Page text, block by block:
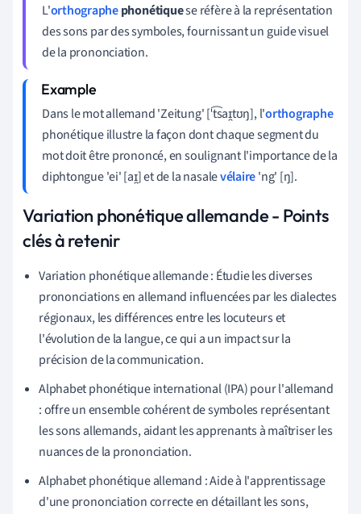
L'orthographephonétiquese réfère à la représentation
des sons par des symboles, fournissant un guide visuel
de la prononciation.
Dans le mot allemand 'Zeitung' [ˈt͡saɪ̯tʊŋ], l'orthographe
phonétique illustre la façon dont chaque segment du
mot doit être prononcé, en soulignant l'importance de la
diphtongue 'ei' [aɪ̯] et de la nasalevélaire'ng' [ŋ].
Variation phonétique allemande - Points
clés à retenir
Variation phonétique allemande : Étudie les diverses
prononciations en allemand influencées par les dialectes
régionaux, les différences entre les locuteurs et
l'évolution de la langue, ce qui a un impact sur la
précision de la communication.
Alphabet phonétique international (IPA) pour l'allemand
: offre un ensemble cohérent de symboles représentant
les sons allemands, aidant les apprenants à maîtriser les
nuances de la prononciation.
Alphabet phonétique allemand : Aide à l'apprentissage
d'une prononciation correcte en détaillant les sons,